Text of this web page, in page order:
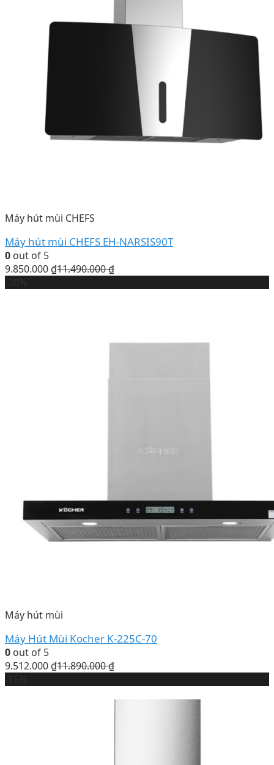
Máy hút mùi CHEFS
Máy hút mùi CHEFS EH-NARSIS90T
0 out of 5
9.850.000 ₫11.490.000₫
Máy hút mùi
Máy Hút Mùi Kocher K-225C-70
0 out of 5
9.512.000 ₫11.890.000₫